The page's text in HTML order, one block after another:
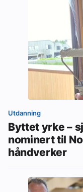
Utdanning
Byttet yrke –
nominert til
håndverker